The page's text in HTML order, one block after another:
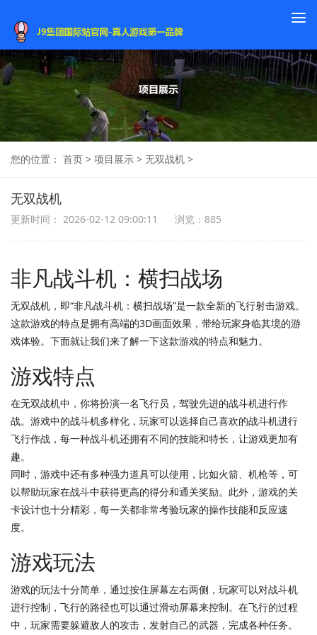
您的位置： 首页 > 项目展示 > 无双战机 >
无双战机
更新时间： 2026-02-12 09:00:11 浏览：885
非凡战斗机：横扫战场
无双战机，即“非凡战斗机：横扫战场”是一款全新的飞行射击游戏。
这款游戏的特点是拥有高端的3D画面效果，带给玩家身临其境的游
戏体验。下面就让我们来了解一下这款游戏的特点和魅力。
游戏特点
在无双战机中，你将扮演一名飞行员，驾驶先进的战斗机进行作
战。游戏中的战斗机多样化，玩家可以选择自己喜欢的战斗机进行
飞行作战，每一种战斗机还拥有不同的技能和特长，让游戏更加有
趣。
同时，游戏中还有多种强力道具可以使用，比如火箭、机枪等，可
以帮助玩家在战斗中获得更高的得分和通关奖励。此外，游戏的关
卡设计也十分精彩，每一关都非常考验玩家的操作技能和反应速
度。
游戏玩法
游戏的玩法十分简单，通过按住屏幕左右两侧，玩家可以对战斗机
进行控制，飞行的路径也可以通过滑动屏幕来控制。在飞行的过程
中，玩家需要躲避敌人的攻击，发射自己的武器，完成各种任务。